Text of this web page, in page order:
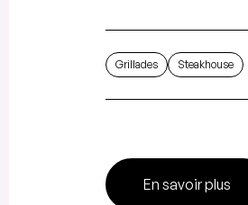
Grillades Steakhouse
En savoir plus